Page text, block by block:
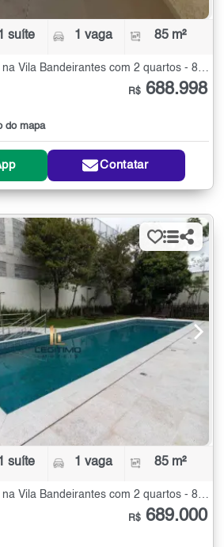
suíte 1 vaga 85 m²
do mapa
R$ 688.998
Contatar
suíte 1 vaga 85 m²
R$ 689.000